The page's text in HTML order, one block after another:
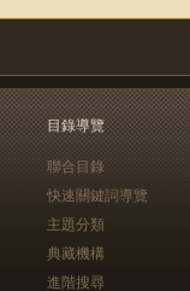
目錄導覽
聯合目錄
快速關鍵詞導覽
主題分類
典藏機構
進階搜尋